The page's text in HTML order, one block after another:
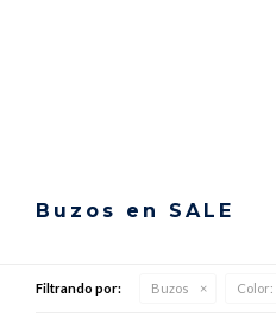
Buzos en SALE
Filtrando por: Buzos Color: